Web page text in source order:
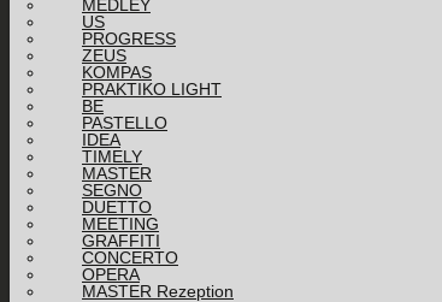
MEDLEY
US
PROGRESS
ZEUS
KOMPAS
PRAKTIKO LIGHT
BE
PASTELLO
IDEA
TIMELY
MASTER
SEGNO
DUETTO
MEETING
GRAFFITI
CONCERTO
OPERA
MASTER Rezeption